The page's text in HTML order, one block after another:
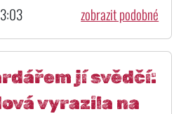
zobrazit podobné
jí svědčí:
vyrazila na